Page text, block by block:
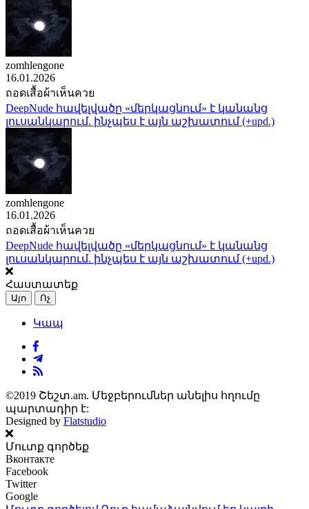
zomhlengone
16.01.2026
ถอดเสื้อผ้าเห็นควย
DeepNude հավելվածը «մերկացնում» է կանանց
լուսանկարում. ինչպես է այն աշխատում (+upd.)
zomhlengone
16.01.2026
ถอดเสื้อผ้าเห็นควย
DeepNude հավելվածը «մերկացնում» է կանանց
լուսանկարում. ինչպես է այն աշխատում (+upd.)
Հաստատեք
Այո Ոչ
Կապ
©2019 Շեշտ.am. Մեջբերումներ անելիս հղումը
պարտադիր է:
Designed by Flatstudio
Մուտք գործեք
Вконтакте
Facebook
Twitter
Google